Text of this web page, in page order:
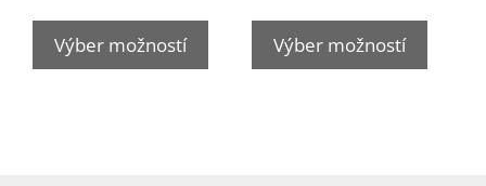
Výber možností
Tento
produkt
má
Výber možností
Tento
má